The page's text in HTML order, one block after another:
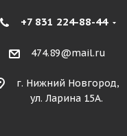
+7 831 224-88-44
474.89@mail.ru
г. Нижний Новгород,
ул. Ларина 15А.